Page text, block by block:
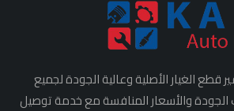
الغيار الأصلية وعالية الجودة لجميع
الجودة والأسعار المنافسة مع خدمة توصيل